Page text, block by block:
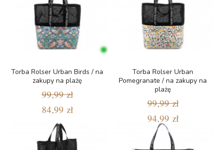
Torba Rolser Urban Birds / na
zakupy na plażę
99,99 zł
84,99 zł
Torba Rolser Urban
Pomegranate / na zakupy na
plażę
99,99 zł
94,99 zł